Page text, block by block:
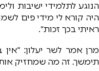
הנוגע לתלמידי ישיבות
היה קורא לי מידי פים
ראיתי בכך זכות״.
מרן אמר לשר יעלון:
תימשך. זה מה שמחזיק